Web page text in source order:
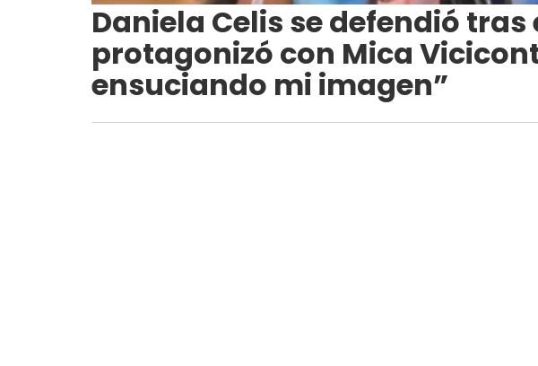
Daniela Celis se defendió
protagonizó con Mica
ensuciando mi imagen”